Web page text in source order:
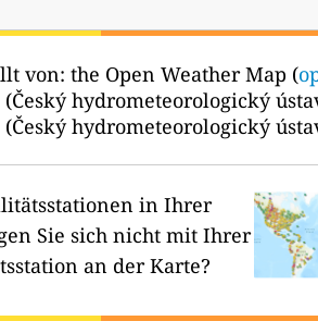
von: the Open Weather Map (
hydrometeorologický
hydrometeorologický
in Ihrer
Sie sich nicht mit Ihrer
an der Karte?